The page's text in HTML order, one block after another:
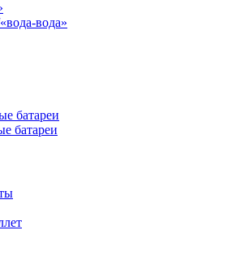
вода»
батареи
батареи